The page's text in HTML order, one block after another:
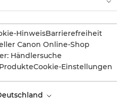
HinweisBarrierefreiheit
Canon Online-Shop
Händlersuche
Cookie-Einstellungen